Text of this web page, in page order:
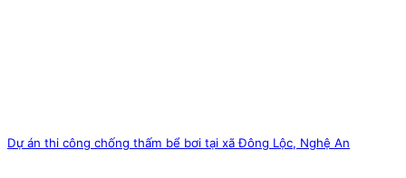
Dự án thi công chống thấm bể bơi tại xã Đông Lộc, Nghệ An